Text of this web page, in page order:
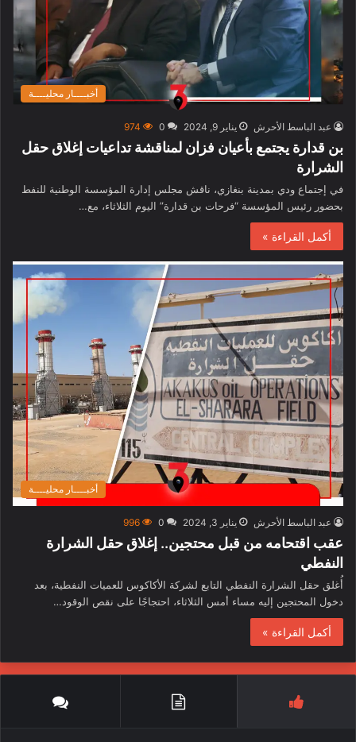
أخبــــار محليــــة
عبد الباسط الأحرش يناير 9, 2024 0
974
بن قدارة يجتمع بأعيان فزان لمناقشة تداعيات إغلاق حقل
الشرارة
في إجتماع ودي بمدينة بنغازي، ناقش مجلس إدارة المؤسسة الوطنية للنفط
بحضور رئيس المؤسسة “فرحات بن قدارة” اليوم الثلاثاء، مع…
أكمل القراءة »
أخبــــار محليــــة
عبد الباسط الأحرش يناير 3, 2024 0
996
عقب اقتحامه من قبل محتجين.. إغلاق حقل الشرارة
النفطي
أُغلق حقل الشرارة النفطي التابع لشركة الأكاكوس للعميات النفطية، بعد
دخول المحتجين إليه مساء أمس الثلاثاء، احتجاجًا على نقص الوقود…
أكمل القراءة »